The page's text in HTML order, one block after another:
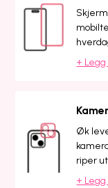
+ Legg
Øk
riper
+ Legg